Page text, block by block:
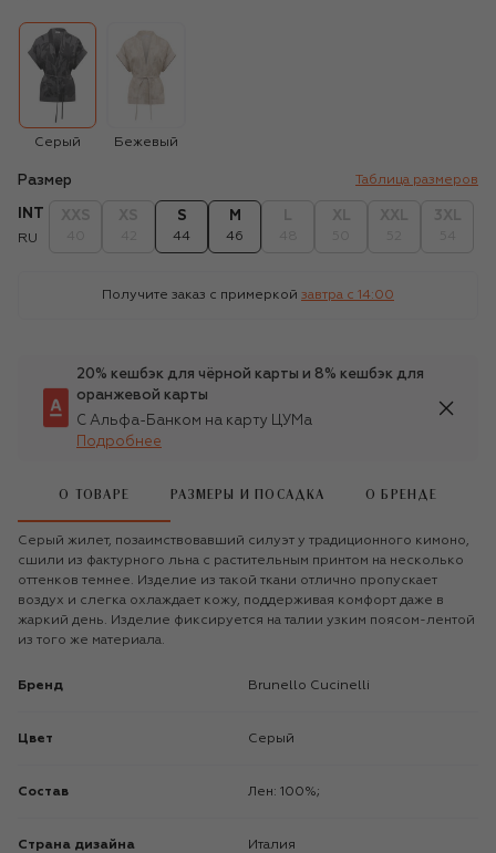
Серый Бежевый
Размер Таблица размеров
INT
RU
S
44
M
46
Получите заказ с примеркой завтра c 14:00
20% кешбэк для чёрной карты и 8% кешбэк для
оранжевой карты
С Альфа-Банком на карту ЦУМа
Подробнее
О ТОВАРЕ РАЗМЕРЫ И ПОСАДКА О БРЕНДЕ
Серый жилет, позаимствовавший силуэт у традиционного кимоно,
сшили из фактурного льна с растительным принтом на несколько
оттенков темнее. Изделие из такой ткани отлично пропускает
воздух и слегка охлаждает кожу, поддерживая комфорт даже в
жаркий день. Изделие фиксируется на талии узким поясом-лентой
из того же материала.
Бренд Brunello Cucinelli
Цвет Серый
Состав Лен: 100%;
Страна дизайна Италия